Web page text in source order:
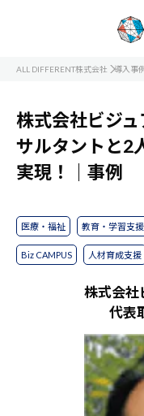
ALL DIFFERENT株式会社 導入事
株式会社ビジ
サルタントと2
実現！｜事例
医療・福祉 教育・学習支
Biz CAMPUS 人材育成支援
株式会社
代表